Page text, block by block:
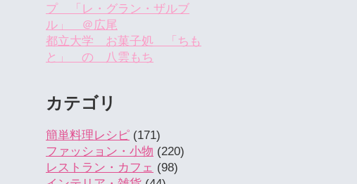
プ 「レ・グラン・ザルブ
ル」 ＠広尾
都立大学 お菓子処 「ちも
と」 の 八雲もち
カテゴリ
簡単料理レシピ (171)
ファッション・小物 (220)
レストラン・カフェ (98)